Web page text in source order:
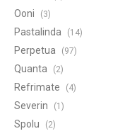
Ooni (3)
Pastalinda (14)
Perpetua (97)
Quanta (2)
Refrimate (4)
Severin (1)
Spolu (2)